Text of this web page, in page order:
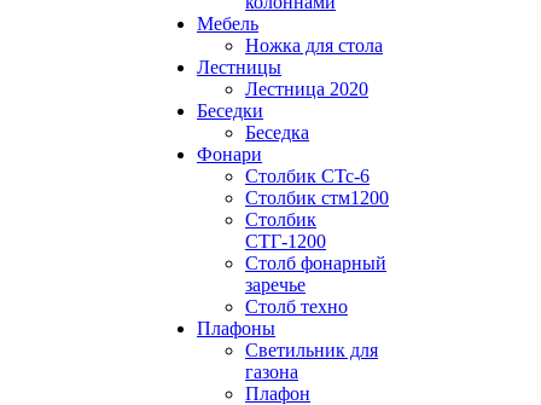
Мебель
Ножка для стола
Лестницы
Лестница 2020
Беседки
Беседка
Фонари
Столбик СТс-6
Столбик стм1200
Столбик
СТГ-1200
Столб фонарный
заречье
Столб техно
Плафоны
Светильник для
газона
Плафон